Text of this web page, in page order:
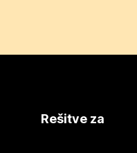
Rešitve za